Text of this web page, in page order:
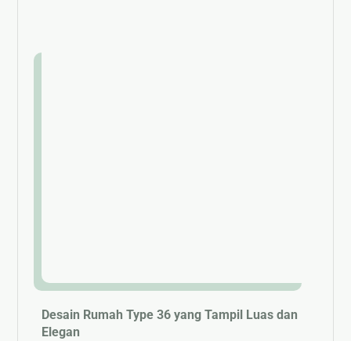
Desain Rumah Type 36 yang Tampil Luas dan
Elegan